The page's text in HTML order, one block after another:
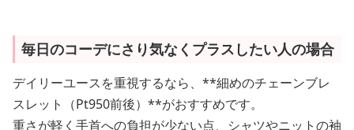
毎日のコーデにさり気なくプラスしたい人の場合
デイリーユースを重視するなら、**細めのチェーンブレ
スレット（Pt950前後）**がおすすめです。
重さが軽く手首への負担が少ない点、シャツやニットの袖